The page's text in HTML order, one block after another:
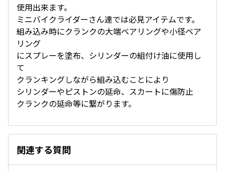
使用出来ます。
ミニバイクライダーさん達では必見アイテムです。
組み込み時にクランクの大端ベアリングや小径ベア
リング
にスプレーを塗布、シリンダーの組付け油に使用し
て
クランキングしながら組み込むことにより
シリンダーやピストンの延命、スカートに傷防止
クランクの延命等に繋がります。
関連する質問